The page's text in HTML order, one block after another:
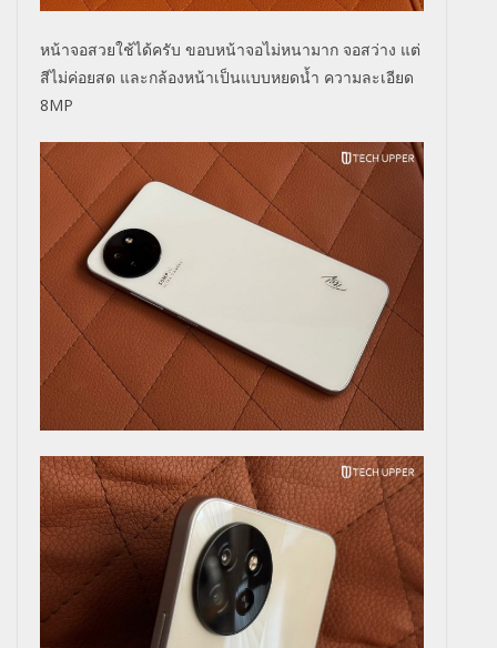
หน้าจอสวยใช้ได้ครับ ขอบหน้าจอไม่หนามาก จอสว่าง แต่
สีไม่ค่อยสด และกล้องหน้าเป็นแบบหยดน้ำ ความละเอียด
8MP